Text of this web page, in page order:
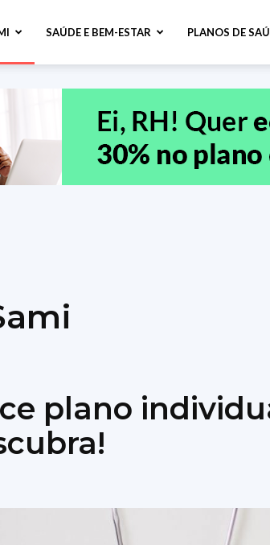
SAÚDE E BEM-ESTAR PLANOS DE
plano